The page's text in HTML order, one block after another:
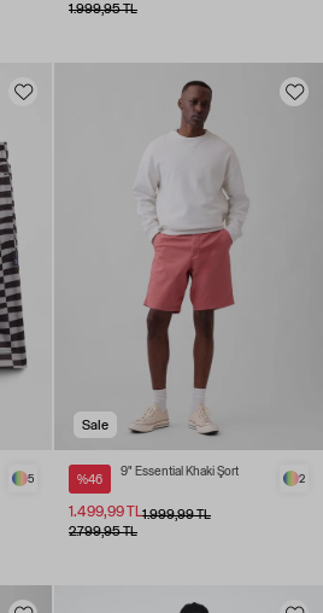
1.999,95 TL
5
Sale
%46
9" Essential Khaki Şort
1.999,99 TL
1.499,99 TL
2
2.799,95 TL